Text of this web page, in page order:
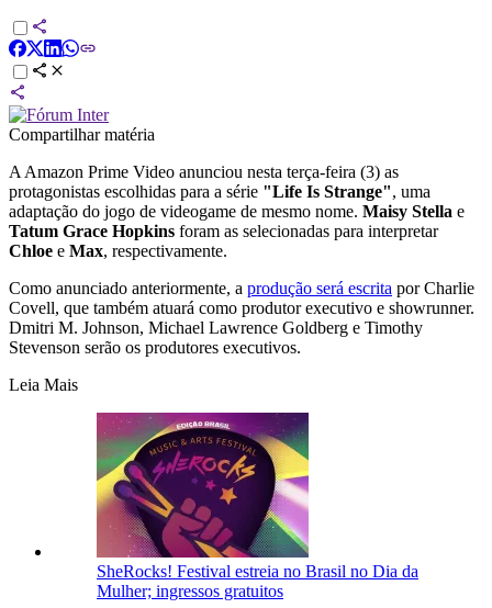
Compartilhar matéria
A Amazon Prime Video anunciou nesta terça-feira (3) as
protagonistas escolhidas para a série "Life Is Strange", uma
adaptação do jogo de videogame de mesmo nome. Maisy Stella e
Tatum Grace Hopkins foram as selecionadas para interpretar
Chloe e Max, respectivamente.
Como anunciado anteriormente, a produção será escrita por Charlie
Covell, que também atuará como produtor executivo e showrunner.
Dmitri M. Johnson, Michael Lawrence Goldberg e Timothy
Stevenson serão os produtores executivos.
Leia Mais
SheRocks! Festival estreia no Brasil no Dia da
Mulher; ingressos gratuitos